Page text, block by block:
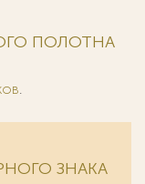
ПОЛОТНА
.
ЗНАКА